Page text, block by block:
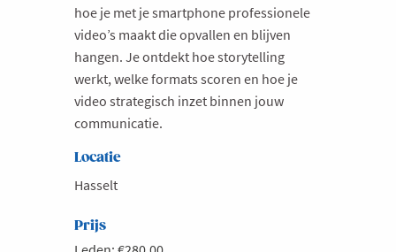
hoe je met je smartphone professionele
video’s maakt die opvallen en blijven
hangen. Je ontdekt hoe storytelling
werkt, welke formats scoren en hoe je
video strategisch inzet binnen jouw
communicatie.
Locatie
Hasselt
Prijs